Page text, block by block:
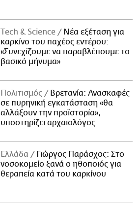
Τech & Science
Νέα εξέταση για
καρκίνο του παχέος εντέρου:
«Συνεχίζουμε να παραβλέπουμε το
βασικό μήνυμα»
Πολιτισμός
Βρετανία: Ανασκαφές
σε πυρηνική εγκατάσταση «θα
αλλάξουν την προϊστορία»,
υποστηρίζει αρχαιολόγος
Ελλάδα
Γιώργος Παράσχος: Στο
νοσοκομείο ξανά ο ηθοποιός για
θεραπεία κατά του καρκίνου